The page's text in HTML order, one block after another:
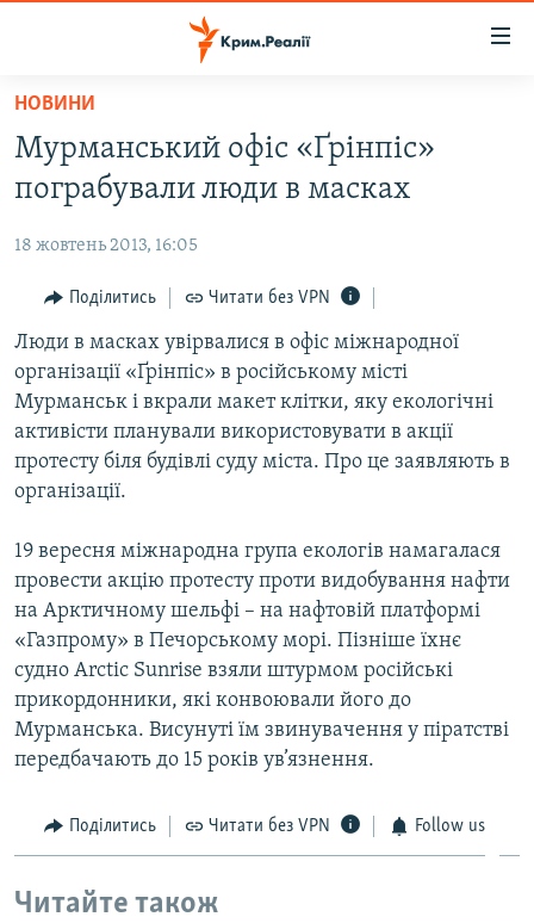
Перейти
основного
матеріалу
Перейти
до
навігації
Перейти
до
пошуку
ВОДА.КРИМ
ВІДЕО ТА ФОТО
ПОЛІТИКА
БЛОГИ
ПОГЛЯД
ІНТЕРВ'Ю
ВСЕ ЗА ДЕНЬ
СПЕЦПРОЕКТИ
ВІДЕОУРОКИ «ELIFBE»
СВІДЧЕННЯ ОКУПАЦІЇ
УКРАЇНСЬКА ПРОБЛЕМА КРИМУ
ІНФОГРАФІКА
Русский
Qırımtatar
ДОЛУЧАЙСЯ!
НОВИНИ
Мурманський офіс «Ґрінпіс»
пограбували люди в масках
18 жовтень 2013, 16:05
Поділитись Читати без VPN
Люди в масках увірвалися в офіс міжнародної
організації «Ґрінпіс» в російському місті
Мурманськ і вкрали макет клітки, яку екологічні
активісти планували використовувати в акції
протесту біля будівлі суду міста. Про це заявляють в
організації.
19 вересня міжнародна група екологів намагалася
провести акцію протесту проти видобування нафти
на Арктичному шельфі – на нафтовій платформі
«Газпрому» в Печорському морі. Пізніше їхнє
судно Arctic Sunrise взяли штурмом російські
прикордонники, які конвоювали його до
Мурманська. Висунуті їм звинувачення у піратстві
передбачають до 15 років ув’язнення.
Поділитись Читати без VPN Follow us
Читайте також